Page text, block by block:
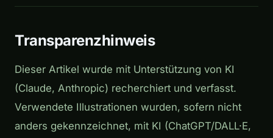
Transparenzhinweis
Dieser Artikel wurde mit Unterstützung von KI
(Claude, Anthropic) recherchiert und verfasst.
Verwendete Illustrationen wurden, sofern nicht
anders gekennzeichnet, mit KI (ChatGPT/DALL·E,